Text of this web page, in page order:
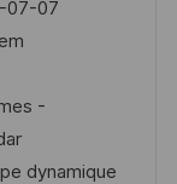
07-07
-
dynamique